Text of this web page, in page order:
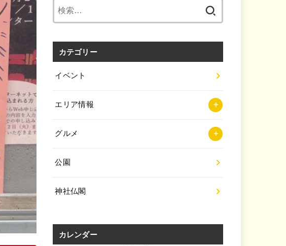
カテゴリー
イベント
エリア情報
グルメ
公園
神社仏閣
カレンダー